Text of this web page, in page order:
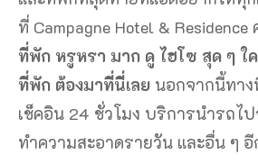
ที่ Campagne Hotel & Residence
ที่พัก หรูหรา มาก ดู ไฮโซ สุด ๆ ใ
ที่พัก ต้องมาที่นี่เลย นอกจากนี้ทา
เช็คอิน 24 ชั่วโมง บริการนำรถไ
ทำความสะอาดรายวัน และอื่น ๆ